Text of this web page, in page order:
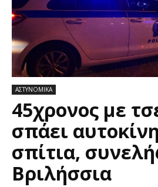
ΑΣΤΥΝΟΜΙΚΑ
45χρονος με
σπάει
σπίτια,
Βριλήσσια